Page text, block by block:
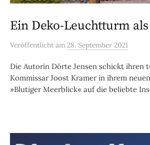
Ein Deko-Leuchtturm
Veröffentlicht am 28. September 2021
Die Autorin Dörte Jensen schickt ihren
Kommissar Joost Kramer in ihrem
»Blutiger Meerblick« auf die beliebte